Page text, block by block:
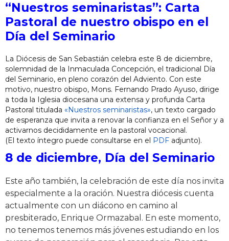
“Nuestros seminaristas”: Carta
Pastoral de nuestro obispo en el
Día del Seminario
La Diócesis de San Sebastián celebra este 8 de diciembre,
solemnidad de la Inmaculada Concepción, el tradicional Día
del Seminario, en pleno corazón del Adviento. Con este
motivo, nuestro obispo, Mons. Fernando Prado Ayuso, dirige
a toda la Iglesia diocesana una extensa y profunda Carta
Pastoral titulada «Nuestros seminaristas», un texto cargado
de esperanza que invita a renovar la confianza en el Señor y a
activarnos decididamente en la pastoral vocacional.
(El texto íntegro puede consultarse en el PDF adjunto).
8 de diciembre, Día del Seminario
Este año también, la celebración de este día nos invita
especialmente a la oración. Nuestra diócesis cuenta
actualmente con un diácono en camino al
presbiterado, Enrique Ormazabal. En este momento,
no tenemos tenemos más jóvenes estudiando en los